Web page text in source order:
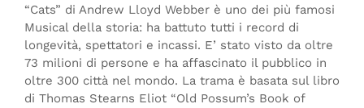
“Cats” di Andrew Lloyd Webber è uno dei più famosi
Musical della storia: ha battuto tutti i record di
longevità, spettatori e incassi. E’ stato visto da oltre
73 milioni di persone e ha affascinato il pubblico in
oltre 300 città nel mondo. La trama è basata sul libro
di Thomas Stearns Eliot “Old Possum’s Book of